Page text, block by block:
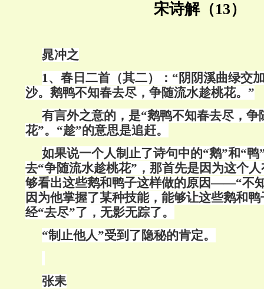
宋诗解（13）
晁冲之
1、春日二首（其二）：“阴阴溪曲绿交
沙。鹅鸭不知春去尽，争随流水趁桃花。”
有言外之意的，是“鹅鸭不知春去尽，争
花”。“趁”的意思是追赶。
如果说一个人制止了诗句中的“鹅”和“鸭
去“争随流水趁桃花”，那首先是因为这个
够看出这些鹅和鸭子这样做的原因——“不
因为他掌握了某种技能，能够让这些鹅和
经“去尽”了，无影无踪了。
“制止他人”受到了隐秘的肯定。
张耒